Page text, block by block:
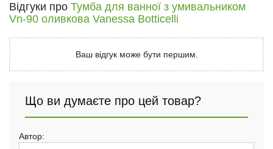
Відгуки про Тумба для ванної з умивальником
Vn-90 оливкова Vanessa Botticelli
Ваш відгук може бути першим.
Що ви думаєте про цей товар?
Автор: